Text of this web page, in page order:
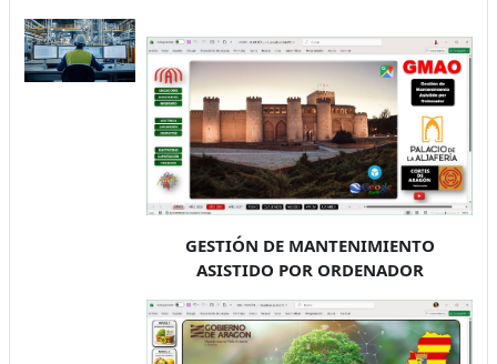
GESTIÓN DE MANTENIMIENTO
ASISTIDO POR ORDENADOR